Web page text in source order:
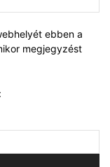
ebben a
megjegyzést